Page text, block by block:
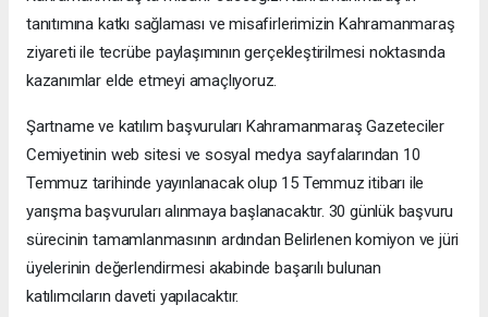
tanıtımına katkı sağlaması ve misafirlerimizin Kahramanmaraş
ziyareti ile tecrübe paylaşımının gerçekleştirilmesi noktasında
kazanımlar elde etmeyi amaçlıyoruz.
Şartname ve katılım başvuruları Kahramanmaraş Gazeteciler
Cemiyetinin web sitesi ve sosyal medya sayfalarından 10
Temmuz tarihinde yayınlanacak olup 15 Temmuz itibarı ile
yarışma başvuruları alınmaya başlanacaktır. 30 günlük başvuru
sürecinin tamamlanmasının ardından Belirlenen komiyon ve jüri
üyelerinin değerlendirmesi akabinde başarılı bulunan
katılımcıların daveti yapılacaktır.